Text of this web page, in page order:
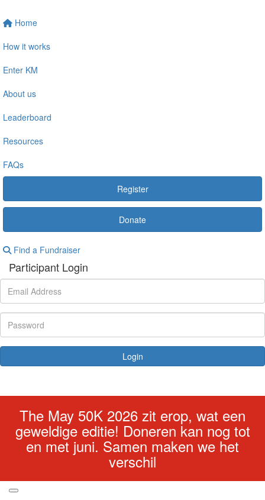
Home
How it works
Enter KM
About us
Leaderboard
Resources
FAQs
Register
Donate
Find a Fundraiser
Participant Login
Login
The May 50K 2026 zit erop, wat een
geweldige editie! Doneren kan nog tot
en met juni. Samen maken we het
verschil